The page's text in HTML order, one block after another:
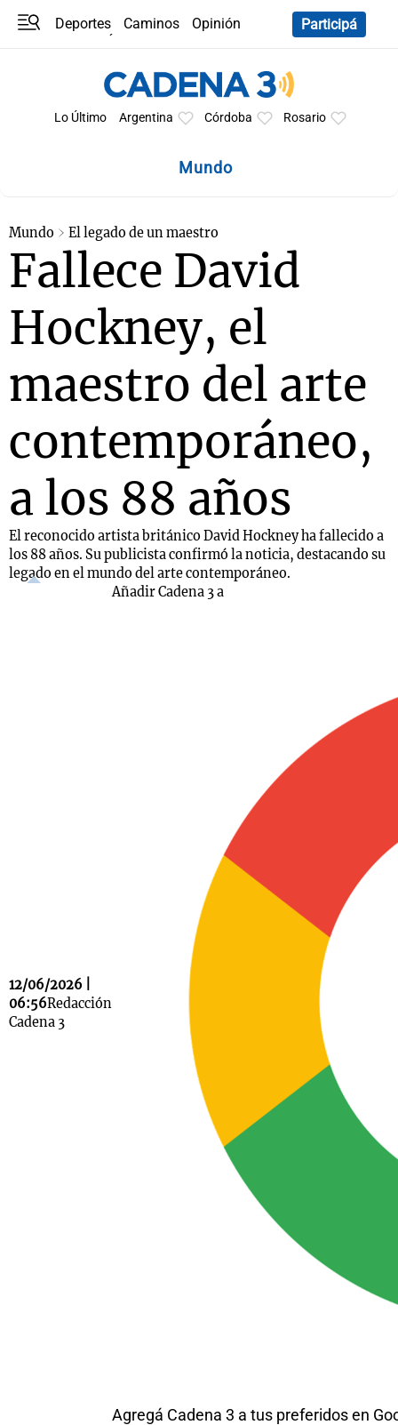
Deportes Caminos
Opinión
Participá
Lo Último Argentina Córdoba Rosario
Mundo
Mundo El legado de un maestro
Fallece David
Hockney, el
maestro del arte
contemporáneo,
a los 88 años
El reconocido artista británico David Hockney ha fallecido a
los 88 años. Su publicista confirmó la noticia, destacando su
legado en el mundo del arte contemporáneo.
12/06/2026 |
06:56Redacción
Cadena 3
Añadir Cadena 3 a
Agregá Cadena 3 a tus preferidos en
La Sole en
Cadena 3